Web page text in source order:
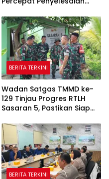
Meter
BERITA TERKINI
Wadan Satgas TMMD ke-
129 Tinjau Progres RTLH
Sasaran 5, Pastikan Siap
BERITA TERKINI